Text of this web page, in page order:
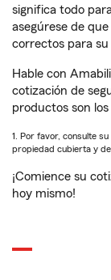
significa todo
asegúrese de
correctos para su
Hable con
cotización de
productos son
1. Por favor, consulte
propiedad cubierta y
¡Comience su
hoy mismo!